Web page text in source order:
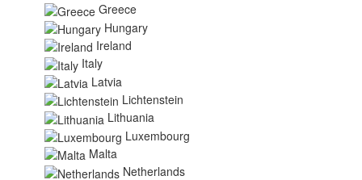
Greece
Hungary
Ireland
Italy
Latvia
Lichtenstein
Lithuania
Luxembourg
Malta
Netherlands